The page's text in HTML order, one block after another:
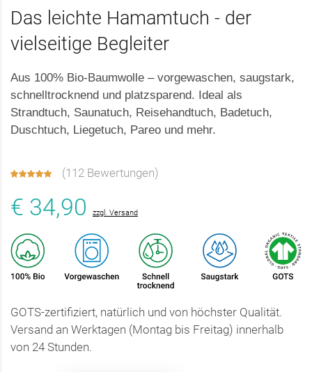
Das leichte Hamamtuch - der
vielseitige Begleiter
Aus 100% Bio-Baumwolle – vorgewaschen, saugstark,
schnelltrocknend und platzsparend. Ideal als
Strandtuch, Saunatuch, Reisehandtuch, Badetuch,
Duschtuch, Liegetuch, Pareo und mehr.
(112 Bewertungen)
€ 34,90 zzgl. Versand
GOTS-zertifiziert, natürlich und von höchster Qualität.
Versand an Werktagen (Montag bis Freitag) innerhalb
von 24 Stunden.